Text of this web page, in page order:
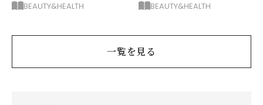
敗しない塗り方&お直し
BEAUTY&HEALTH
式・入学式・入社式メイ
BEAUTY&HEALTH
一覧を見る